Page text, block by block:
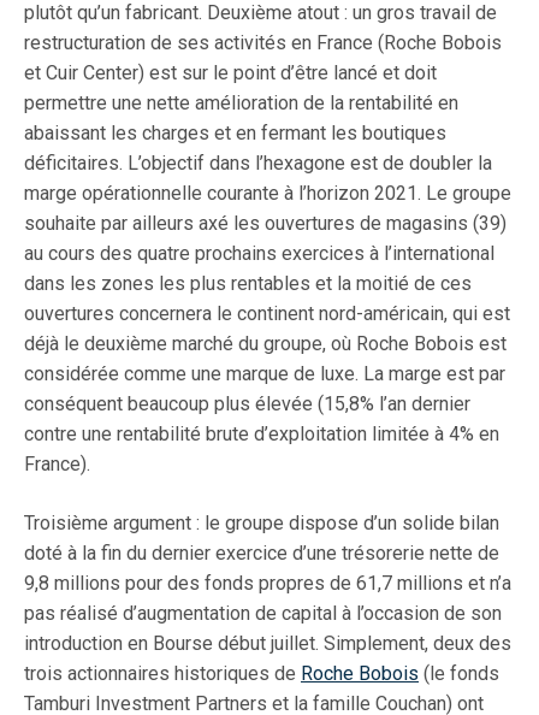
plutôt qu’un fabricant. Deuxième atout : un gros travail de
restructuration de ses activités en France (Roche Bobois
et Cuir Center) est sur le point d’être lancé et doit
permettre une nette amélioration de la rentabilité en
abaissant les charges et en fermant les boutiques
déficitaires. L’objectif dans l’hexagone est de doubler la
marge opérationnelle courante à l’horizon 2021. Le groupe
souhaite par ailleurs axé les ouvertures de magasins (39)
au cours des quatre prochains exercices à l’international
dans les zones les plus rentables et la moitié de ces
ouvertures concernera le continent nord-américain, qui est
déjà le deuxième marché du groupe, où Roche Bobois est
considérée comme une marque de luxe. La marge est par
conséquent beaucoup plus élevée (15,8% l’an dernier
contre une rentabilité brute d’exploitation limitée à 4% en
France).
Troisième argument : le groupe dispose d’un solide bilan
doté à la fin du dernier exercice d’une trésorerie nette de
9,8 millions pour des fonds propres de 61,7 millions et n’a
pas réalisé d’augmentation de capital à l’occasion de son
introduction en Bourse début juillet. Simplement, deux des
trois actionnaires historiques de Roche Bobois (le fonds
Tamburi Investment Partners et la famille Couchan) ont